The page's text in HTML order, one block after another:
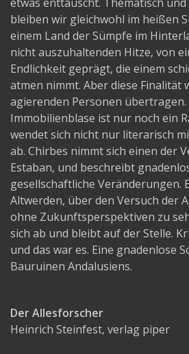
bleiben wir gleichwohl im heißen
einem Land der Sümpfe im
nicht auszuhaltenden Hitze, von
Endlichkeit geprägt, die einem
atmen nimmt. Aber diese Finalität
agierenden Personen
Immobilienblase ist nur noch ein
wendet sich nicht nur literarisch
ab. Chirbes nimmt sich einen der
Estaban, und beschreibt
gesellschaftliche Veränderungen.
Altwerden, über den Versuch der
ohne Zukunftsperspektiven zu
sich ab und bleibt auf der Stelle.
und das war es. Eine gnadenlose
Bauruinen Andalusiens.
Der Allesforscher
Heinrich Steinfest, verlag piper